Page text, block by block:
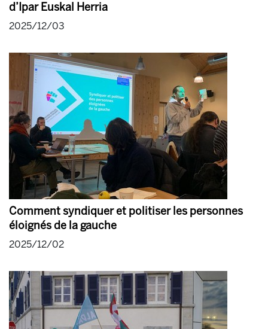
d’Ipar Euskal Herria
2025/12/03
Comment syndiquer et politiser les personnes
éloignés de la gauche
2025/12/02